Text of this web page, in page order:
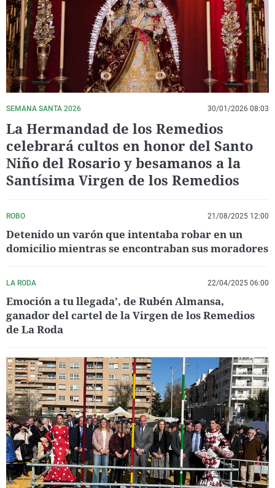
La rosa de los vientos
Gente viajera
Como el perro y el
Caso
Retornados
Equipo de
Operación Viuda
Extremadura
Galicia
La Rioja
Navarra
País Vasco
Virales
Televisión
Elecciones
SEMANA SANTA 2026 30/01/2026 08:03
La Hermandad de los Remedios
celebrará cultos en honor del Santo
Niño del Rosario y besamanos a la
Santísima Virgen de los Remedios
ROBO 21/08/2025 12:00
Detenido un varón que intentaba robar en un
domicilio mientras se encontraban sus moradores
LA RODA 22/04/2025 06:00
Emoción a tu llegada’, de Rubén Almansa,
ganador del cartel de la Virgen de los Remedios
de La Roda